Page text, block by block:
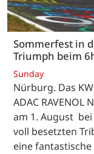
Sommerfest in
Triumph beim
Sunday
Nürburg. Das
ADAC
am 1. August
voll besetzten
eine